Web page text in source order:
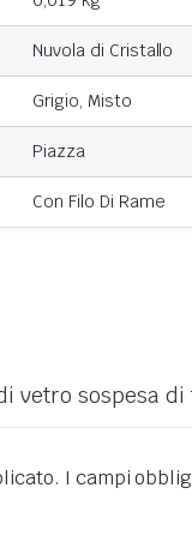
Nuvola di Cristallo
Grigio, Misto
Piazza
Con Filo Di Rame
vetro sospesa
I campi